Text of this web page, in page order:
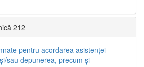
212
pentru acordarea asistenței
sau depunerea, precum și